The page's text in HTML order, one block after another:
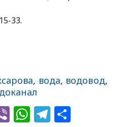
33.
, вода, водовод,
ViberWhatsApp
Telegram